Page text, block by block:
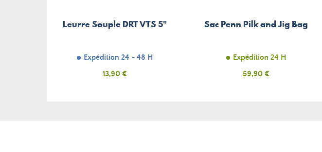
Leurre Souple DRT VTS 5"
Expédition 24 - 48 H
Prix
13,90 €
Sac Penn Pilk and Jig Bag
Expédition 24 H
Prix
59,90 €